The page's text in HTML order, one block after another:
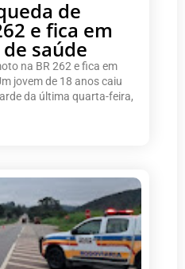
de
e fica em
saúde
na BR 262 e fica em
jovem de 18 anos caiu
da última quarta-feira,